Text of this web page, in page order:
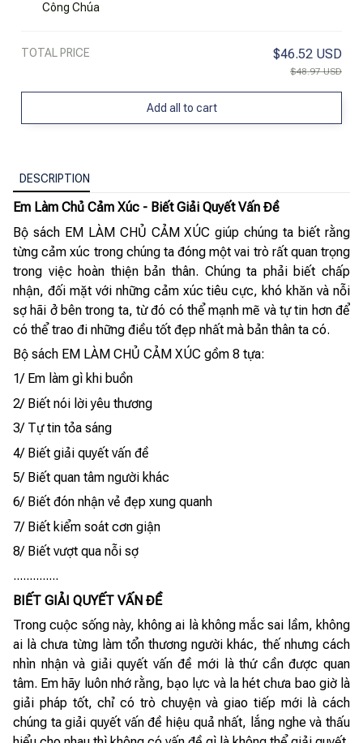
Công Chúa
TOTAL PRICE $46.52 USD
$48.97 USD
Add all to cart
DESCRIPTION
Em Làm Chủ Cảm Xúc - Biết Giải Quyết Vấn Đề
Bộ sách EM LÀM CHỦ CẢM XÚC giúp chúng ta biết rằng
từng cảm xúc trong chúng ta đóng một vai trò rất quan trọng
trong việc hoàn thiện bản thân. Chúng ta phải biết chấp
nhận, đối mặt với những cảm xúc tiêu cực, khó khăn và nỗi
sợ hãi ở bên trong ta, từ đó có thể mạnh mẽ và tự tin hơn để
có thể trao đi những điều tốt đẹp nhất mà bản thân ta có.
Bộ sách EM LÀM CHỦ CẢM XÚC gồm 8 tựa:
1/ Em làm gì khi buồn
2/ Biết nói lời yêu thương
3/ Tự tin tỏa sáng
4/ Biết giải quyết vấn đề
5/ Biết quan tâm người khác
6/ Biết đón nhận vẻ đẹp xung quanh
7/ Biết kiểm soát cơn giận
8/ Biết vượt qua nỗi sợ
..............
BIẾT GIẢI QUYẾT VẤN ĐỀ
Trong cuộc sống này, không ai là không mắc sai lầm, không
ai là chưa từng làm tổn thương người khác, thế nhưng cách
nhìn nhận và giải quyết vấn đề mới là thứ cần được quan
tâm. Em hãy luôn nhớ rằng, bạo lực và la hét chưa bao giờ là
giải pháp tốt, chỉ có trò chuyện và giao tiếp mới là cách
chúng ta giải quyết vấn đề hiệu quả nhất, lắng nghe và thấu